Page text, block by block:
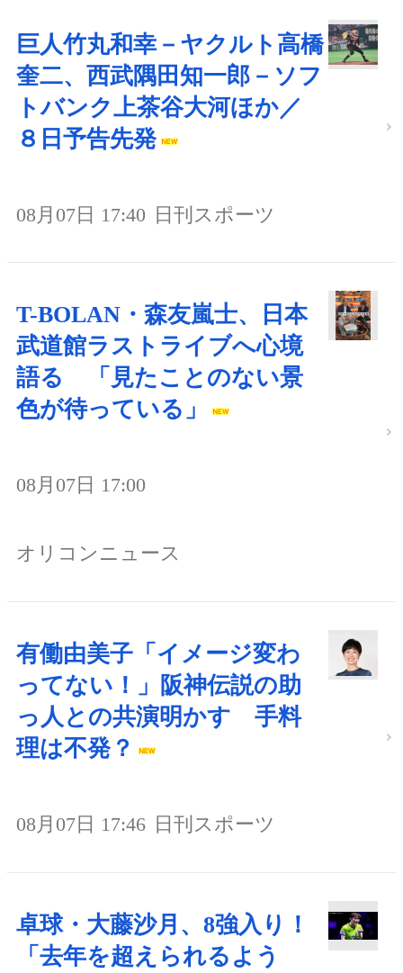
巨人竹丸和幸－ヤクルト高橋
奎二、西武隅田知一郎－ソフ
トバンク上茶谷大河ほか／
８日予告先発
08月07日 17:40 日刊スポーツ
T-BOLAN・森友嵐士、日本
武道館ラストライブへ心境
語る 「見たことのない景
色が待っている」
08月07日 17:00
オリコンニュース
有働由美子「イメージ変わ
ってない！」阪神伝説の助
っ人との共演明かす 手料
理は不発？
08月07日 17:46 日刊スポーツ
卓球・大藤沙月、8強入り！
「去年を超えられるよう